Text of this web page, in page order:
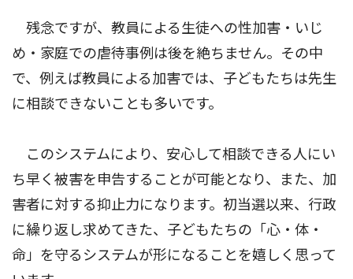
残念ですが、教員による生徒への性加害・いじ
め・家庭での虐待事例は後を絶ちません。その中
で、例えば教員による加害では、子どもたちは先生
に相談できないことも多いです。
このシステムにより、安心して相談できる人にい
ち早く被害を申告することが可能となり、また、加
害者に対する抑止力になります。初当選以来、行政
に繰り返し求めてきた、子どもたちの「心・体・
命」を守るシステムが形になることを嬉しく思って